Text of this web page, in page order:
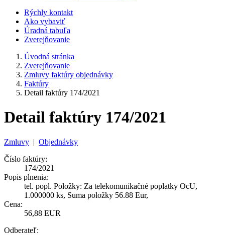
Rýchly kontakt
Ako vybaviť
Úradná tabuľa
Zverejňovanie
Úvodná stránka
Zverejňovanie
Zmluvy faktúry objednávky
Faktúry
Detail faktúry 174/2021
Detail faktúry 174/2021
Zmluvy | Objednávky
Číslo faktúry:
174/2021
Popis plnenia:
tel. popl. Položky: Za telekomunikačné poplatky OcU,
1.000000 ks, Suma položky 56.88 Eur,
Cena:
56,88 EUR
Odberateľ: